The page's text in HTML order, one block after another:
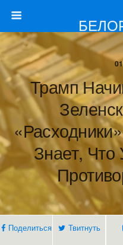
Трамп
Знает,
Поделиться Твитнуть